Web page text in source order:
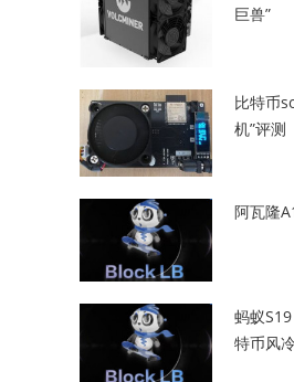
巨兽”
比特币
机”评测
阿瓦隆
蚂蚁
特币风